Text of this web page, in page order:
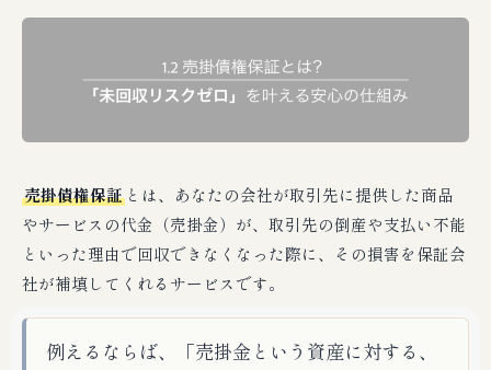
売掛債権保証 とは、あなたの会社が取引先に提供した商品
やサービスの代金（売掛金）が、取引先の倒産や支払い不能
といった理由で回収できなくなった際に、その損害を保証会
社が補填してくれるサービスです。
例えるならば、「売掛金という資産に対する、